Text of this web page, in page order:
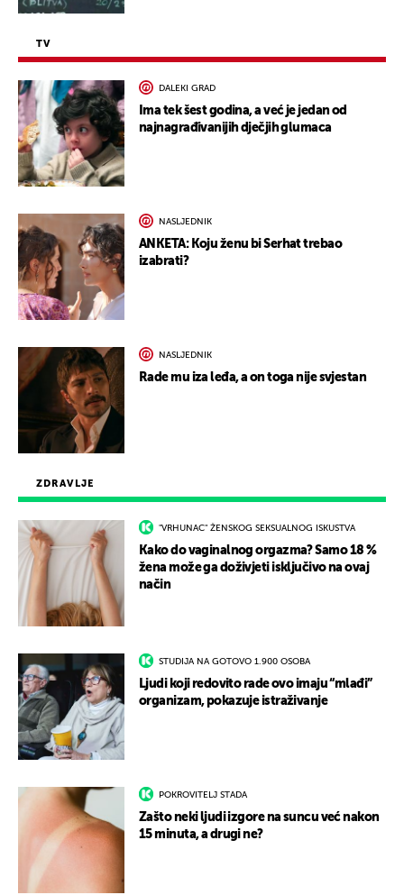
ZDRAVLJE
"VRHUNAC" ŽENSKOG SEKSUALNOG ISKUSTVA
Kako do vaginalnog orgazma? Samo 18 %
žena može ga doživjeti isključivo na ovaj
način
STUDIJA NA GOTOVO 1.900 OSOBA
Ljudi koji redovito rade ovo imaju “mlađi”
organizam, pokazuje istraživanje
POKROVITELJ STADA
Zašto neki ljudi izgore na suncu već nakon
15 minuta, a drugi ne?
TV
DALEKI GRAD
Ima tek šest godina, a već je jedan od
najnagrađivanijih dječjih glumaca
NASLJEDNIK
ANKETA: Koju ženu bi Serhat trebao
izabrati?
NASLJEDNIK
Rade mu iza leđa, a on toga nije svjestan